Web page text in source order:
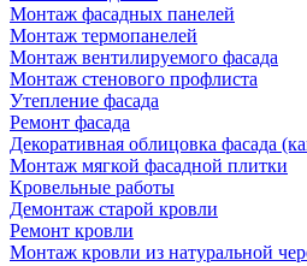
Монтаж фасадных панелей
Монтаж термопанелей
Монтаж вентилируемого фасада
Монтаж стенового профлиста
Утепление фасада
Ремонт фасада
Декоративная облицовка фасада
Монтаж мягкой фасадной плитки
Кровельные работы
Демонтаж старой кровли
Ремонт кровли
Монтаж кровли из натуральной